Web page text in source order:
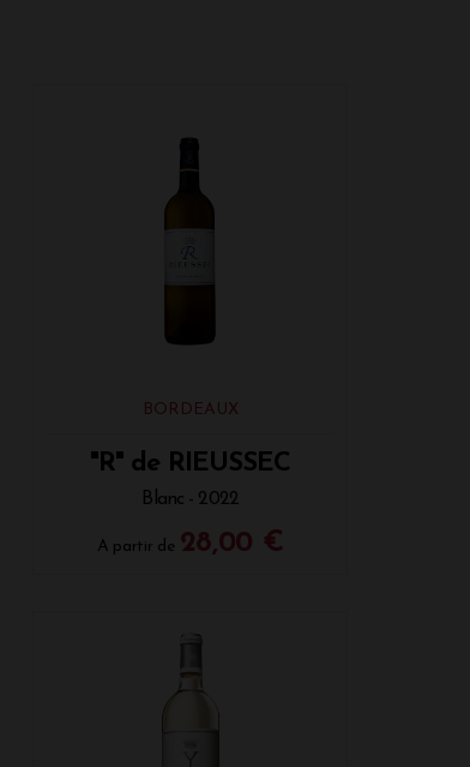
BORDEAUX
"R" de RIEUSSEC
Blanc - 2022
A partir de 28,00 €